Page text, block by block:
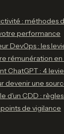
: méthodes
performance
DevOps : les
rémunération en
ChatGPT : 4
devenir une
d'un CDD :
de vigilance